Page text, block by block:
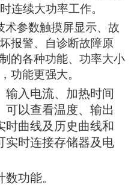
连续大功率工作。
术参数触摸屏显示、故
报警、自诊断故障原
的各种功能、功率大小
功能更强大。
输入电流、加热时间
可以查看温度、 输出
时曲线及历史曲线和
实时连接存储器及 电
数功能。